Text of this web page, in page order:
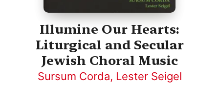
Illumine Our Hearts:
Liturgical and Secular
Jewish Choral Music
Sursum Corda, Lester Seigel